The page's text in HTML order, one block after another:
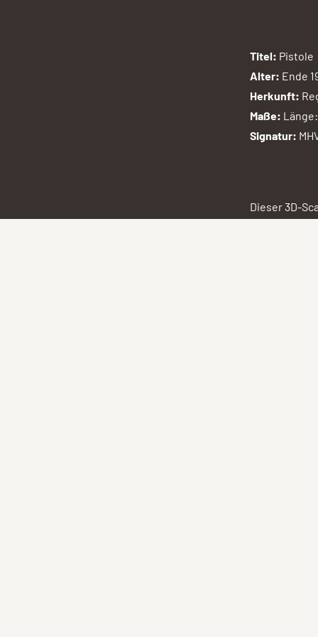
Titel: Pistole
Alter: Ende
Herkunft:
Maße:
Signatur:
Dieser 3D-